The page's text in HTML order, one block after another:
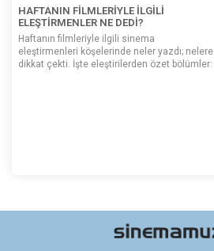
HAFTANIN FİLMLERİYLE İLGİLİ
ELEŞTİRMENLER NE DEDİ?
Haftanın filmleriyle ilgili sinema
eleştirmenleri köşelerinde neler yazdı; nelere
dikkat çekti. İşte eleştirilerden özet bölümler: